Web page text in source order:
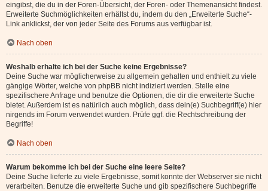
eingibst, die du in der Foren-Übersicht, der Foren- oder Themenansicht findest.
Erweiterte Suchmöglichkeiten erhältst du, indem du den „Erweiterte Suche“-
Link anklickst, der von jeder Seite des Forums aus verfügbar ist.
Nach oben
Weshalb erhalte ich bei der Suche keine Ergebnisse?
Deine Suche war möglicherweise zu allgemein gehalten und enthielt zu viele
gängige Wörter, welche von phpBB nicht indiziert werden. Stelle eine
spezifischere Anfrage und benutze die Optionen, die dir die erweiterte Suche
bietet. Außerdem ist es natürlich auch möglich, dass dein(e) Suchbegriff(e) hier
nirgends im Forum verwendet wurden. Prüfe ggf. die Rechtschreibung der
Begriffe!
Nach oben
Warum bekomme ich bei der Suche eine leere Seite?
Deine Suche lieferte zu viele Ergebnisse, somit konnte der Webserver sie nicht
verarbeiten. Benutze die erweiterte Suche und gib spezifischere Suchbegriffe